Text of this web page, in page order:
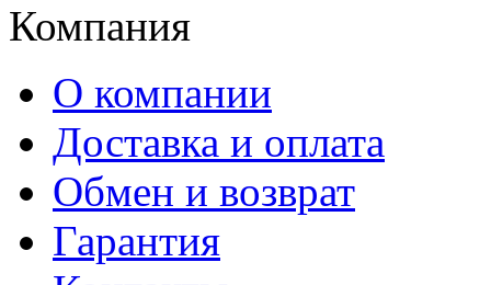
Компания
О компании
Доставка и оплата
Обмен и возврат
Гарантия